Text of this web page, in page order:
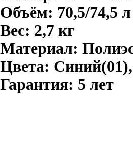
Объём: 70,5/74,5 л
Вес: 2,7 кг
Материал:
Цвета:
Гарантия: 5 лет